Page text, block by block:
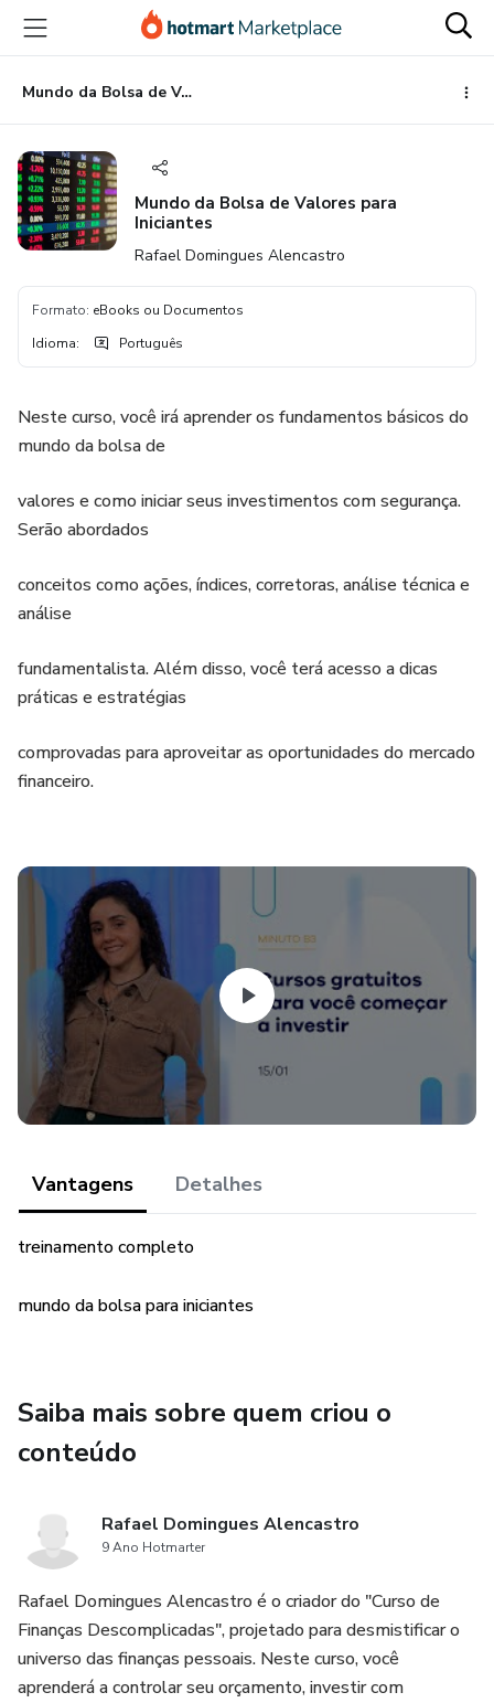
para
conteúdo
principal
para
pagamento
para
rodapé
Mundo da Bolsa de Valores para Iniciantes
Mundo da Bolsa de Valores para
Iniciantes
Rafael Domingues Alencastro
Formato: eBooks ou Documentos
Idioma: Português
Neste curso, você irá aprender os fundamentos básicos do
mundo da bolsa de
valores e como iniciar seus investimentos com segurança.
Serão abordados
conceitos como ações, índices, corretoras, análise técnica e
análise
fundamentalista. Além disso, você terá acesso a dicas
práticas e estratégias
comprovadas para aproveitar as oportunidades do mercado
financeiro.
Vantagens Detalhes
treinamento completo
mundo da bolsa para iniciantes
Saiba mais sobre quem criou o
conteúdo
Rafael Domingues Alencastro
9 Ano Hotmarter
Rafael Domingues Alencastro é o criador do "Curso de
Finanças Descomplicadas", projetado para desmistificar o
universo das finanças pessoais. Neste curso, você
aprenderá a controlar seu orçamento, investir com